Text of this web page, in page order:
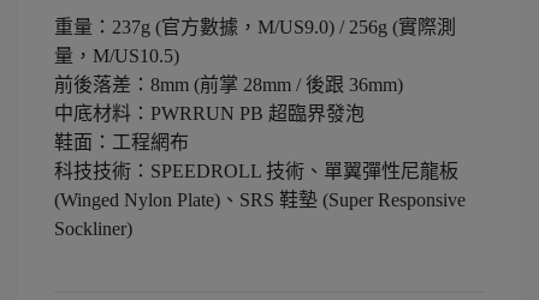
重量：237g (官方數據，M/US9.0) / 256g (實際測
量，M/US10.5)
前後落差：8mm (前掌 28mm / 後跟 36mm)
中底材料：PWRRUN PB 超臨界發泡
鞋面：工程網布
科技技術：SPEEDROLL 技術、單翼彈性尼龍板
(Winged Nylon Plate)、SRS 鞋墊 (Super Responsive
Sockliner)